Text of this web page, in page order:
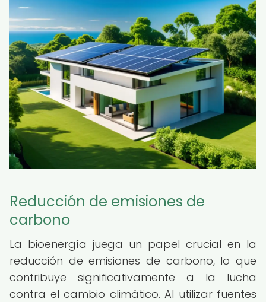
Reducción de emisiones de
carbono
La bioenergía juega un papel crucial en la
reducción de emisiones de carbono, lo que
contribuye significativamente a la lucha
contra el cambio climático. Al utilizar fuentes